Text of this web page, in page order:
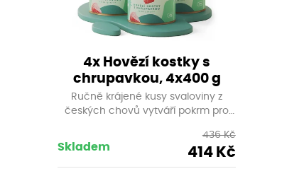
4x Hovězí kostky s
chrupavkou, 4x400 g
Ručně krájené kusy svaloviny z
českých chovů vytváří pokrm pro
Skladem
436 Kč
414 Kč